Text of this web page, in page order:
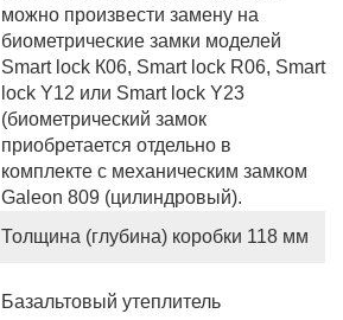
можно произвести замену на
биометрические замки моделей
Smart lock К06, Smart lock R06, Smart
lock Y12 или Smart lock Y23
(биометрический замок
приобретается отдельно в
комплекте с механическим замком
Galeon 809 (цилиндровый).
Толщина (глубина) коробки 118 мм
Базальтовый утеплитель